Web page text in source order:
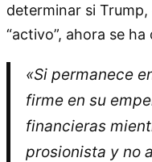
determinar si
“activo”, ahora se
«Si permanece
firme en su
financieras
prosionista y no